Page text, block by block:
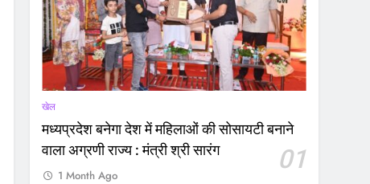
का समापन समारोह संपन्न
03
खेल
विधायक क्रिकेट प्रीमियर लीग: वार्ड क्रमांक 19,
22, 45, 57 एवं 59 की टीमों के बीच हुआ मैच
04
खेल
मंत्री श्री विश्वास सारंग ने किया ग्रीष्मकालीन
खेल प्रशिक्षण शिविर आरोह-2026 का शुभारंभ